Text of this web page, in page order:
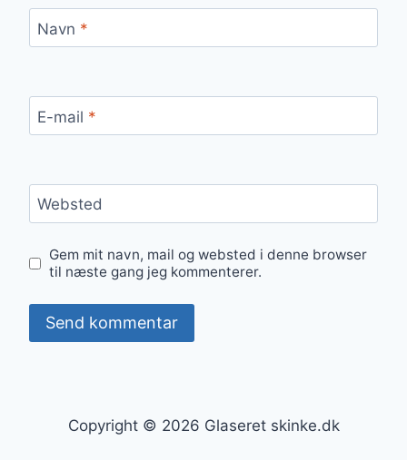
Navn *
E-mail *
Websted
Gem mit navn, mail og websted i denne browser
til næste gang jeg kommenterer.
Copyright © 2026 Glaseret skinke.dk